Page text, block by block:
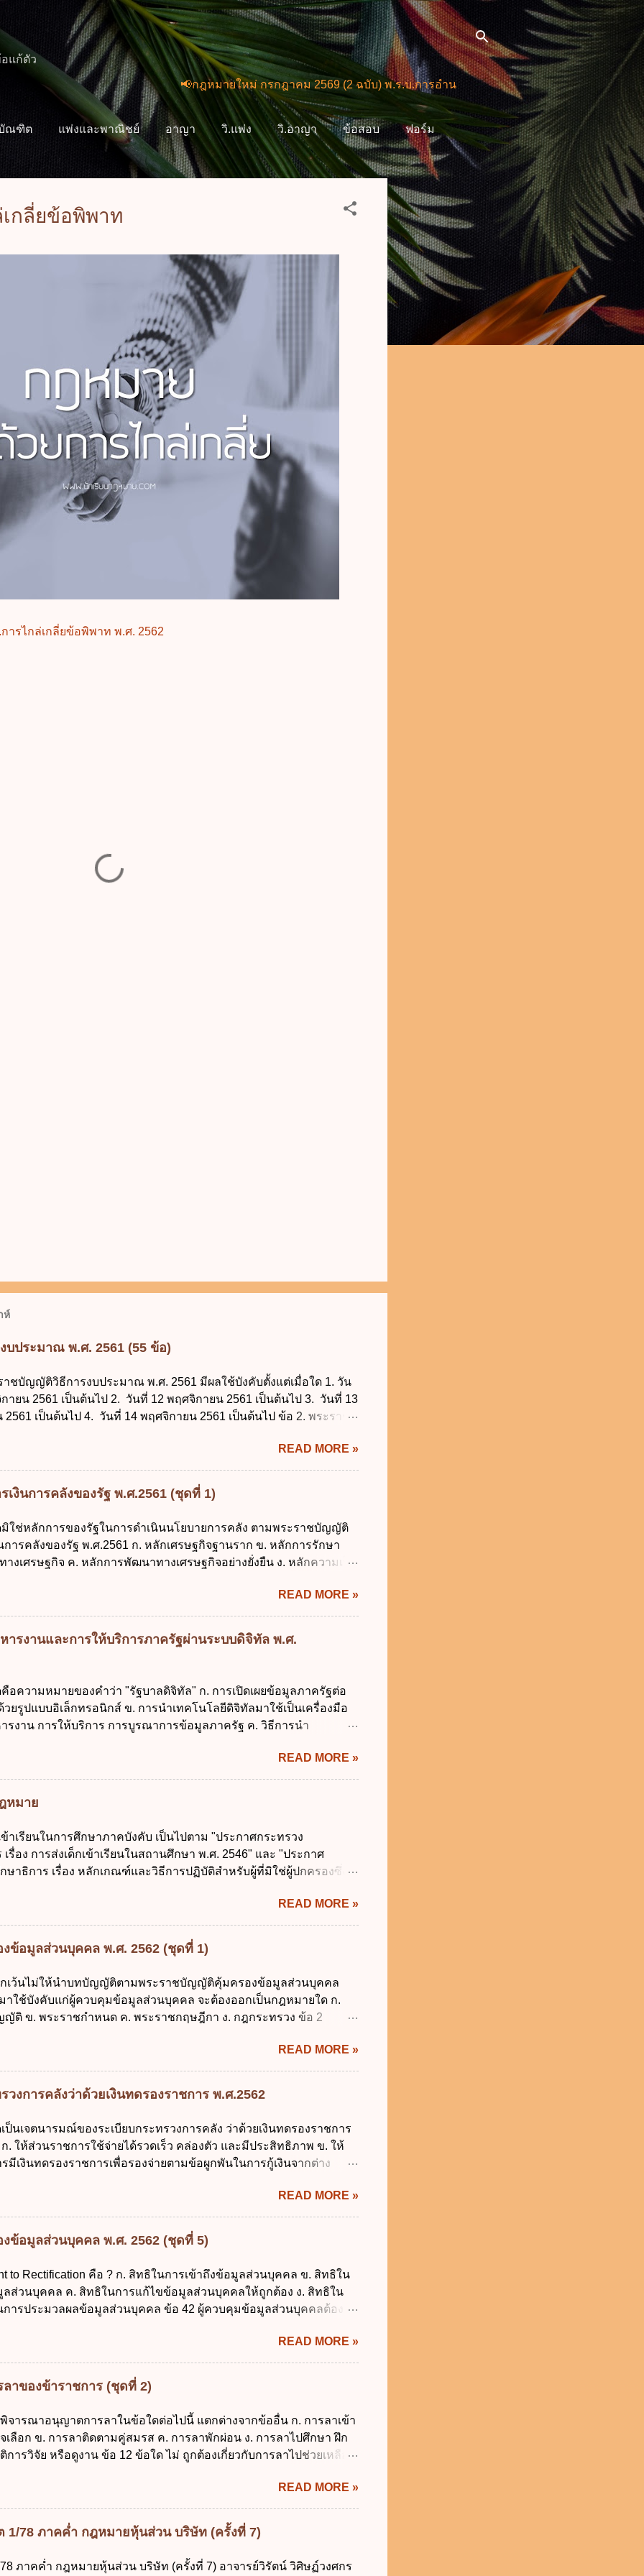
ข้ามไปที่เนื้อหาหลัก
แก้ตัว
📢กฎหมายใหม่ กรกฎาคม 2569 (2 ฉบับ) พ.ร.บ.การอำนวยการความสะดวกในการพิจารณาอนุญาตและ
ณฑิต แพ่งและพาณิชย์ อาญา วิ.แพ่ง วิ.อาญา ข้อสอบ ฟอร์ม
เพิ่มเติม เกี่ยวกับฉัน
กลี่ยข้อพิพาท
ารไกล่เกลี่ยข้อพิพาท พ.ศ. 2562
ห์
บประมาณ พ.ศ. 2561 (55 ข้อ)
าชบัญญัติวิธีการงบประมาณ พ.ศ. 2561 มีผลใช้บังคับตั้งแต่เมื่อใด 1. วัน
ายน 2561 เป็นต้นไป 2. วันที่ 12 พฤศจิกายน 2561 เป็นต้นไป 3. วันที่ 13
2561 เป็นต้นไป 4. วันที่ 14 พฤศจิกายน 2561 เป็นต้นไป ข้อ 2. พระราช
ระมาณ พ.ศ. 2502 2. พระราชบัญญัติวิธีการงบประมาณ (ฉบับที่ 3) พ.ศ.
ะราชบัญญัติวิธีการงบประมาณ (ฉบับที่ 6) พ.ศ. 2544 4. ประกาศของ
บับที่ 203 ลงวันที่ 31 สิงหาคม 2515 ข้อ 3. ข้อใดไม่ถูกต้อง 1. นายก
ำนาจออกกฎเพื่อปฏิบัติการตามพระราชบัญญัติวิธีการงบประมาณ พ.ศ.
ยกรัฐมนตรีเป็นผู้รักษาการตามพระราช บัญญัติวิธีการงบประมาณ พ.ศ.
มนตรีว่าการกระทรวงการคลัง เป็นผู้รักษาการตามพระราช บัญญัติวิธี
มาณ พ.ศ. 2561 4. รัฐมนตรีว่าการกระทรวงการคลังมีหน้าที่ควบคุมการ
ระมาณให้เป็นไปอย่างโปร่งใสและตรวจสอบได้ ข้อ 4. พระราชบัญญัติวิธี
READ MORE »
งินการคลังของรัฐ พ.ศ.2561 (ชุดที่ 1)
ใช่หลักการของรัฐในการดำเนินนโยบายการคลัง ตามพระราชบัญญัติ
การคลังของรัฐ พ.ศ.2561 ก. หลักเศรษฐกิจฐานราก ข. หลักการรักษา
างเศรษฐกิจ ค. หลักการพัฒนาทางเศรษฐกิจอย่างยั่งยืน ง. หลักความเป็น
นการบริหารหนี้สาธารณะเป็นไปตามข้อใด ก. ไม่เกินร้อยละ 5 ข. ไม่เกิน
. ไม่เกินร้อยละ 35 ง. ไม่เกินร้อยละ 60 ข้อ 3 กฎหมายว่าด้วยวินัยการเงิน
งรัฐกำหนดหลักการห้ามเสนอกฎหมายที่ให้จัดเก็บภาษีอากรหรือค่า
เพิ่มขึ้นจากที่กำหนดไว้ในกฎหมายเพื่อการนำไปใช้จ่ายตามวัตถุประสงค์
ชุมชน ข. เพื่อป็นรายได้ขององค์กรปกครองส่วนท้องถิ่น ค. มีเหตุจำเป็น
เฉินที่มิอาจหลีกเลี่ยงได้ ง. สอดคล้องกับยุทธศาสตร์ชาติ ข้อ 4 หน่วยงาน
งนำแผนการคลังระยะปานกลางที่คณะรัฐมนตรีเห็นชอบแล้วไปใช้
รพิจารณาในเรื่องต่อไปนี้ ยกเว้นข้อใด ก. การจัดเก็บหรือหารายได้ ข.
READ MORE »
ารงานและการให้บริการภาครัฐผ่านระบบดิจิทัล พ.ศ.
อความหมายของคำว่า "รัฐบาลดิจิทัล" ก. การเปิดเผยข้อมูลภาครัฐต่อ
ยรูปแบบอิเล็กทรอนิกส์ ข. การนำเทคโนโลยีดิจิทัลมาใช้เป็นเครื่องมือ
รงาน การให้บริการ การบูรณาการข้อมูลภาครัฐ ค. วิธีการนำ
หาชน) ข้อ 2 การบริหารงานภาครัฐและการจัดทำบริการสาธารณะผ่าน
ต้องมีวัตถุประสงค์ดังต่อไปนี้ ยกเว้น ข้อใด ก. ให้มีการใช้ระบบดิจิทัล
ละเต็มศักยภาพ ข. พัฒนาโครงสร้างพื้นฐานด้านดิจิทัลที่จำเป็นให้เป็นไป
านสากล ค. พัฒนาการเชื่อมโยงเครือข่ายดิจิทัล ง. เพิ่มประสิทธิภาคใน
งบประมาณให้เกิดความคุ้มค่าและเป็นไปตามเป้าหมาย ข้อ 3 ข้อใดกล่าว
ดเกี่ยวกับ "แผนพัฒนารัฐบาลดิจิทัล" ก. เป็นธรรมาภิบาลข้อมูลภาครัฐ ข.
กเปลี่ยนข้อมูลกลาง ค. กำหนดสิทธิ หน้าที่ และความรับผิดชอบในการ
ารข้อมูลของหน่วยงานของรัฐ ง. กำหนดกรอบและทิศทางการบริหารงาน
การจัดทำบริการสาธารณะในรูปแบบดิจิทัล ข้อ 4 กรรมการพัฒนารัฐบาล
READ MORE »
หมาย
ข้าเรียนในการศึกษาภาคบังคับ เป็นไปตาม "ประกาศกระทรวง
รื่อง การส่งเด็กเข้าเรียนในสถานศึกษา พ.ศ. 2546" และ "ประกาศ
ษาธิการ เรื่อง หลักเกณฑ์และวิธีการปฏิบัติสำหรับผู้ที่มิใช่ผู้ปกครองซึ่งมี
าคบังคับ พ.ศ. 2545 ซึ่งเป็นกฎหมายที่มีโทษทางอาญา โดยมีสาระสำคัญ
"เด็ก" หมายถึง เด็กซึ่งมีอายุย่างเข้าปีที่ 7 จนถึงอายุย่างเข้าปีที่ 16 เว้น
บได้ชั้นปีที่ 9 ของการศึกษาภาคบังคับแล้ว 2. ผู้ปกครอง คือ 2.1 บิดา
บิดาหรือมารดา ซึ่งเป็นผู้ใช้อำนาจปกครอง 2.3 ผู้ปกครองตาม
หมายแพ่งและพาณิชย์ 2.4 บุคคลที่เด็กอยู่ด้วยเป็นประจำหรือที่เด็กอยู่
าน 3. ผู้ปกครองดังกล่าว มีหน้าที่ ส่งเด็กเข้าเรียนในสถานศึกษาในวันแรก
ดเรียนภาคต้น (ภาคเรียนที่ 1) 4. กรณีผู้ปกครองยังไม่ได้ส่งเด็กเข้าเรียน
น นับแต่วันแรกของการเปิดเรียนภาคต้น ถ้าสถานศึกษายังมิไ...
READ MORE »
ข้อมูลส่วนบุคคล พ.ศ. 2562 (ชุดที่ 1)
กเว้นไม่ให้นำบทบัญญัติตามพระราชบัญญัติคุ้มครองข้อมูลส่วนบุคคล
าใช้บังคับแก่ผู้ควบคุมข้อมูลส่วนบุคคล จะต้องออกเป็นกฎหมายใด ก.
ติ ข. พระราชกำหนด ค. พระราชกฤษฎีกา ง. กฎกระทรวง ข้อ 2
ะราชบัญญัติคุ้มครองข้อมูลส่วนบุคคล พ.ศ. 2562 ก. หน่วยงานของรัฐทุก
ารด้านการศึกษา ค. กิจการด้านความบันเทิงและนันทนาการ ง. ถูกทุกข้อ
ลัก ทั่วไป พระราชบัญญัติคุ้มครองข้อมูลส่วนบุคคล พ.ศ. 2562 ใช้บังคับ
าคม 2562 ข้อ 4 "บุคคลหรือนิติบุคคลซึ่งมีอำนาจหน้าที่ตัดสินใจเกี่ยวกับ
บรวม ใช้ หรือเปิดเผยข้อมูลส่วนบุคคล" คือความหมายตามข้อใด ก. ผู้
ลส่วนบุคคล ข. ผู้ประมวลผลข้อมูลส่วนบุคคล ค. พนักงานเจ้าหน้าที่ ง.
กต้อง ข้อ 5 ผู้มีอำนาจแต่งตั้งพนักงานเจ้าหน้าที่ตามพระราชบัญญัติ
มูลส่วนบุคคล พ.ศ. 2562 ก. นายกรัฐมนตรี ข. รัฐมนตรีว่าการกระทรวง
READ MORE »
วงการคลังว่าด้วยเงินทดรองราชการ พ.ศ.2562
ป็นเจตนารมณ์ของระเบียบกระทรวงการคลัง ว่าด้วยเงินทดรองราชการ
. ให้ส่วนราชการใช้จ่ายได้รวดเร็ว คล่องตัว และมีประสิทธิภาพ ข. ให้
มีเงินทดรองราชการเพื่อรองจ่ายตามข้อผูกพันในการกู้เงินจากต่าง
การให้ความช่วยเหลือในกรณีจำเป็นเร่งด่วนที่ไม่สามารถรอการเบิกเงิน
าณได้ ข้อ 2 ระเบียบกระทรวงการคลัง ว่าด้วยเงินทดรองราชการ พ.ศ.
โดยอาศัยกฎหมายแม่บทใด ก. พระราชบัญญัติวิธีการงบประมาณ พ.ศ.
ะราชบัญญัติวินัยการเงินการคลังของรัฐ พ.ศ. 2561 ค. พระราชบัญญัติ
.ศ. 2491 ง. ระเบียบกระทรวงการคลัง ว่าด้วยการเบิกเงินจากคลัง การรับ
ยเงิน การเก็บรักษาเงิน และการนำเงินส่งคลัง พ.ศ. 2562 ข้อ 3 ส่วน
บิกในส่วนภูมิภาคมีอำนาจเก็บรักษาเงินทดรองราชการไว้ ณ ที่ทำการ เพื่อ
ด้แห่งละไม่เกินเท่าใร ก. 100,000 บาท ข. 50,000 บาท ค. 30,000 บาท ง.
ท ข้อ 4 ดอกเบี้ยที่เกิดจากการนำเงินทดรองราชการจำนวนที่เกินกว่า...
READ MORE »
ข้อมูลส่วนบุคคล พ.ศ. 2562 (ชุดที่ 5)
to Rectification คือ ? ก. สิทธิในการเข้าถึงข้อมูลส่วนบุคคล ข. สิทธิใน
ลส่วนบุคคล ค. สิทธิในการแก้ไขข้อมูลส่วนบุคคลให้ถูกต้อง ง. สิทธิใน
การประมวลผลข้อมูลส่วนบุคคล ข้อ 42 ผู้ควบคุมข้อมูลส่วนบุคคลต้อง
มเข้าใจผิด ง. ถูกทุกข้อ ข้อ 43 มาตรการทางกฎหมายคุ้มครองข้อมูลส่วน
ณีผู้ควบคุมข้อมูลส่วนบุคคลไม่ดำเนินการแก้ไขข้อมูลส่วนบุคคลให้ถูก
ทุกข์ ข. ร้องเรียน ค. อุทธรณ์ ง. ฟ้องร้อง ข้อ 44 หลักการสำคัญของสิทธิ
อมูลส่วนบุคคล คือข้อใด ก. สิทธิขอให้ผู้ควบคุมข้อมูลส่วนบุคคลลบ
คคล ข. ขอให้ทำลายข้อมูลส่วนบุคคล ค. ทำให้ข้อมูลส่วนบุคคลไม่
ถึงตนได้ ง. ถูกทุกข้อ ข้อ 45 เงื่อนไข ในการใช้สิทธิลบข้อมูลส่วนบุคคล
ยวข้อง ก. ข้อมูลหมดความจำเป็นในการประมวลผลตามวัตถุประสงค์ ข.
วนบุคคลที่ไม่สมบูรณ์ ค. เจ้าของข้อมูลส่วนบุคคลถอนความยินยอมใน
บรวม ใช้หรือเปิดเผยข้อมูลส่วนบุคคล ง. ข้อมูลส่วนบุคคลได้ถูกใช้ประมวล
READ MORE »
าของข้าราชการ (ชุดที่ 2)
จารณาอนุญาตการลาในข้อใดต่อไปนี้ แตกต่างจากข้ออื่น ก. การลาเข้า
เลือก ข. การลาติดตามคู่สมรส ค. การลาพักผ่อน ง. การลาไปศึกษา ฝึก
การวิจัย หรือดูงาน ข้อ 12 ข้อใด ไม่ ถูกต้องเกี่ยวกับการลาไปช่วยเหลือ
ใน 90 วัน นับแต่วันที่คลอดบุตร ง. ลาได้ครั้งหนึ่งติดต่อกันไม่เกิน 15 วัน
สิทธิลากิจส่วนตัวเพื่อเลี้ยงดูบุตร เป็นไปตามข้อใด ก. ลาได้ไม่เกิน 90
เนื่องจากการคลอดบุตรได้ไม่เกิน 90 วันทำการ ค. ลาได้ไม่เกิน 120 วัน
องจากการคลอดบุตรได้ไม่เกิน 150 วันทำการ ข้อ 14 ตามระเบียบสำนัก
รี ว่าด้วยการลาของข้าราชการ พ.ศ. 2555 กำหนดให้ข้าราชการที่รับ
READ MORE »
1/78 ภาคค่ำ กฎหมายหุ้นส่วน บริษัท (ครั้งที่ 7)
ภาคค่ำ กฎหมายหุ้นส่วน บริษัท (ครั้งที่ 7) อาจารย์วิรัตน์ วิศิษฏ์วงศกร